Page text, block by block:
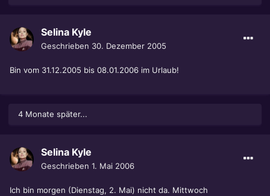
Selina Kyle
Geschrieben 30. Dezember 2005
Bin vom 31.12.2005 bis 08.01.2006 im Urlaub!
4 Monate später...
Selina Kyle
Geschrieben 1. Mai 2006
Ich bin morgen (Dienstag, 2. Mai) nicht da. Mittwoch